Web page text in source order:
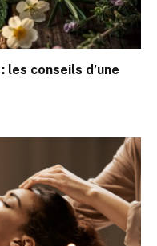
les conseils d’une